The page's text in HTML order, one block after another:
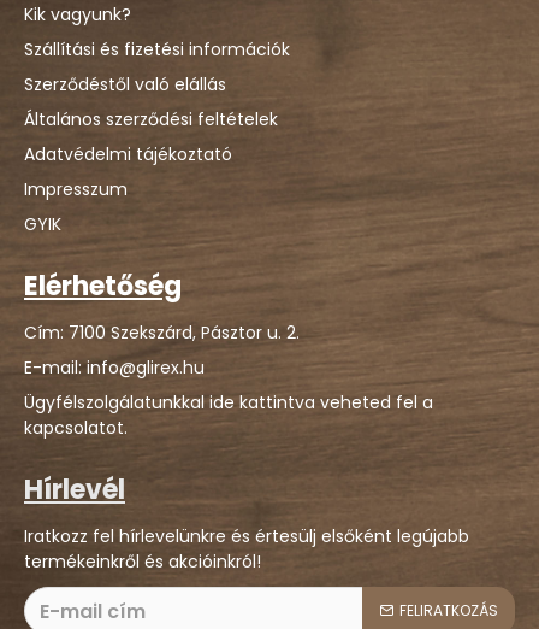
Kik vagyunk?
Szállítási és fizetési információk
Szerződéstől való elállás
Általános szerződési feltételek
Adatvédelmi tájékoztató
Impresszum
GYIK
Elérhetőség
Cím: 7100 Szekszárd, Pásztor u. 2.
E-mail: info@glirex.hu
Ügyfélszolgálatunkkal ide kattintva veheted fel a
kapcsolatot.
Hírlevél
Iratkozz fel hírlevelünkre és értesülj elsőként legújabb
termékeinkről és akcióinkról!
FELIRATKOZÁS